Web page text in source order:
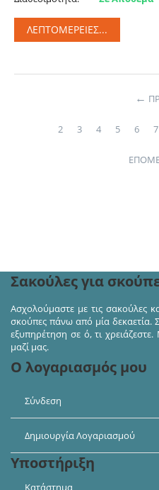
ΛΕΠΤΟΜΈΡΕΙΕΣ...
2 3 4 5 6 7
Σακούλες για
Ασχολούμαστε με τις σακούλες
σκούπες πάνω από μία δεκαετία.
εξυπηρέτηση σε ό, τι
μαζί μας.
Ο λογαριασμός μου
Σύνδεση
Δημιουργία Λογαριασμού
Υποστήριξη
Κατάστημα